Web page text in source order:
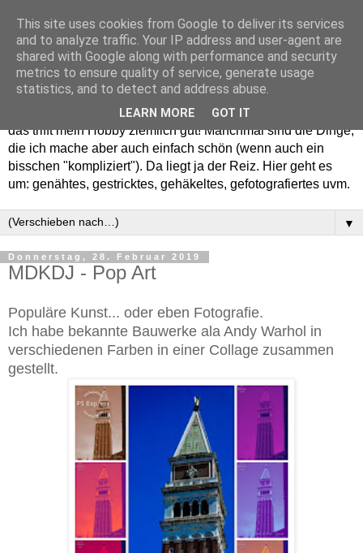
Willkommen in meinem "Wohnzimmer". Einfach und schön -
das trifft mein Hobby ziemlich gut! Manchmal sind die Dinge,
die ich mache aber auch einfach schön (wenn auch ein
bisschen "kompliziert"). Da liegt ja der Reiz. Hier geht es
um: genähtes, gestricktes, gehäkeltes, gefotografiertes uvm.
▼
Donnerstag, 28. Februar 2019
MDKDJ - Pop Art
Populäre Kunst... oder eben Fotografie.
Ich habe bekannte Bauwerke ala Andy Warhol in
verschiedenen Farben in einer Collage zusammen
gestellt.
This site uses cookies from Google to deliver its services
and to analyze traffic. Your IP address and user-agent are
shared with Google along with performance and security
metrics to ensure quality of service, generate usage
statistics, and to detect and address abuse.
LEARN MORE GOT IT